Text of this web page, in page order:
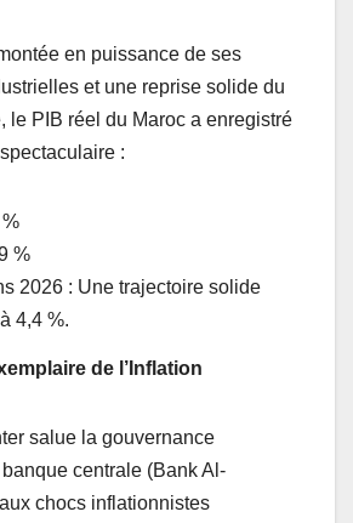
en puissance de ses
et une reprise solide du
le PIB réel du Maroc a enregistré
:
%
2026 : Une trajectoire solide
4,4 %.
de l’Inflation
salue la gouvernance
centrale (Bank Al-
chocs inflationnistes